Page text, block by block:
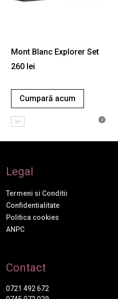
Mont Blanc Explorer Set
260 lei
Cumpară acum
Set
Legal
Termeni si Conditii
Confidentialitate
Politica cookies
ANPC
Contact
0721 492 672